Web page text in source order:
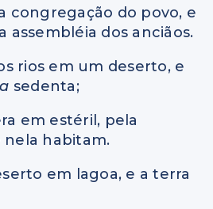
congregação do povo, e
assembléia dos anciãos.
rios em um deserto, e
sedenta;
em estéril, pela
nela habitam.
em lagoa, e a terra